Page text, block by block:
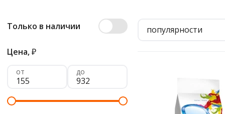
Только в наличии
Цена,₽
от до
популярности